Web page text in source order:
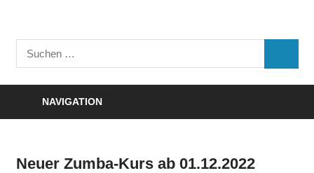
Turnverein
"Frisch
Suchen
nach:
NAVIGATION
Neuer Zumba-Kurs ab 01.12.2022